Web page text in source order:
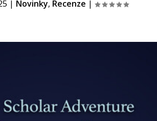
| Novinky, Recenze |